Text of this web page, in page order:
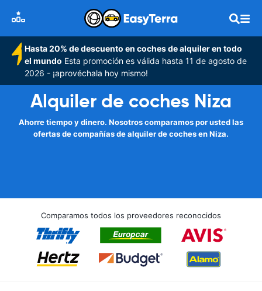
Hasta 20% de descuento en coches de alquiler en todo
el mundo Esta promoción es válida hasta 11 de agosto de
2026 - ¡aprovéchala hoy mismo!
Alquiler de coches Niza
Ahorre tiempo y dinero. Nosotros comparamos por usted las
ofertas de compañías de alquiler de coches en Niza.
Comparamos todos los proveedores reconocidos